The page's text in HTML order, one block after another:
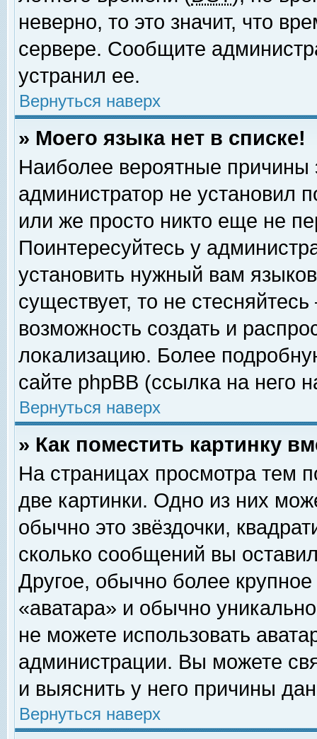
неверно, то это значит, что
сервере. Сообщите
устранил ее.
Вернуться наверх
» Моего языка нет в списке!
Наиболее вероятные причины
администратор не установил
или же просто никто еще не
Поинтересуйтесь у
установить нужный вам
существует, то не
возможность создать и
локализацию. Более
сайте phpBB (ссылка на него
Вернуться наверх
» Как поместить картинку
На страницах просмотра тем
две картинки. Одно из них
обычно это звёздочки,
сколько сообщений вы
Другое, обычно более
«аватара» и обычно
не можете использовать
администрации. Вы можете
и выяснить у него причины
Вернуться наверх